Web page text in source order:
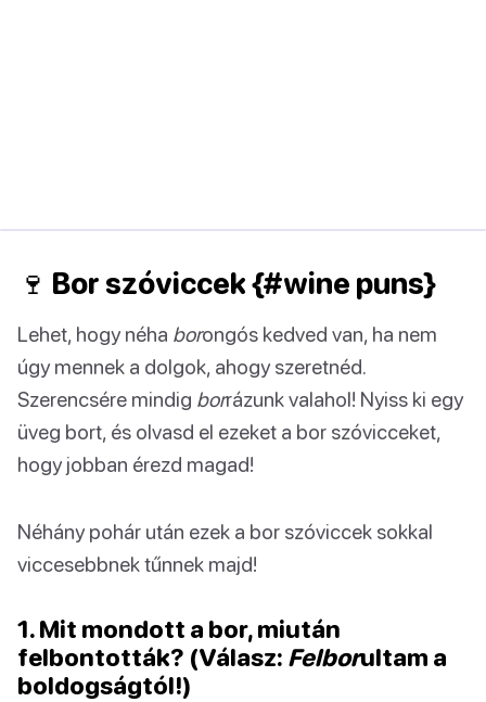
🍷 Bor szóviccek {#wine puns}
Lehet, hogy néha borongós kedved van, ha nem
úgy mennek a dolgok, ahogy szeretnéd.
Szerencsére mindig borrázunk valahol! Nyiss ki egy
üveg bort, és olvasd el ezeket a bor szóvicceket,
hogy jobban érezd magad!
Néhány pohár után ezek a bor szóviccek sokkal
viccesebbnek tűnnek majd!
1. Mit mondott a bor, miután
felbontották? (Válasz: Felborultam a
boldogságtól!)